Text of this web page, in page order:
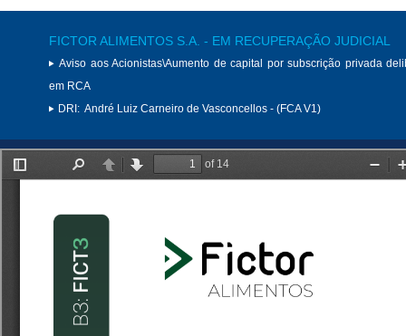
FICTOR ALIMENTOS S.A. - EM RECUPERAÇÃO JUDICIAL
Aviso aos Acionistas\Aumento de capital por subscrição privada
em RCA
DRI: André Luiz Carneiro de Vasconcellos - (FCA V1)